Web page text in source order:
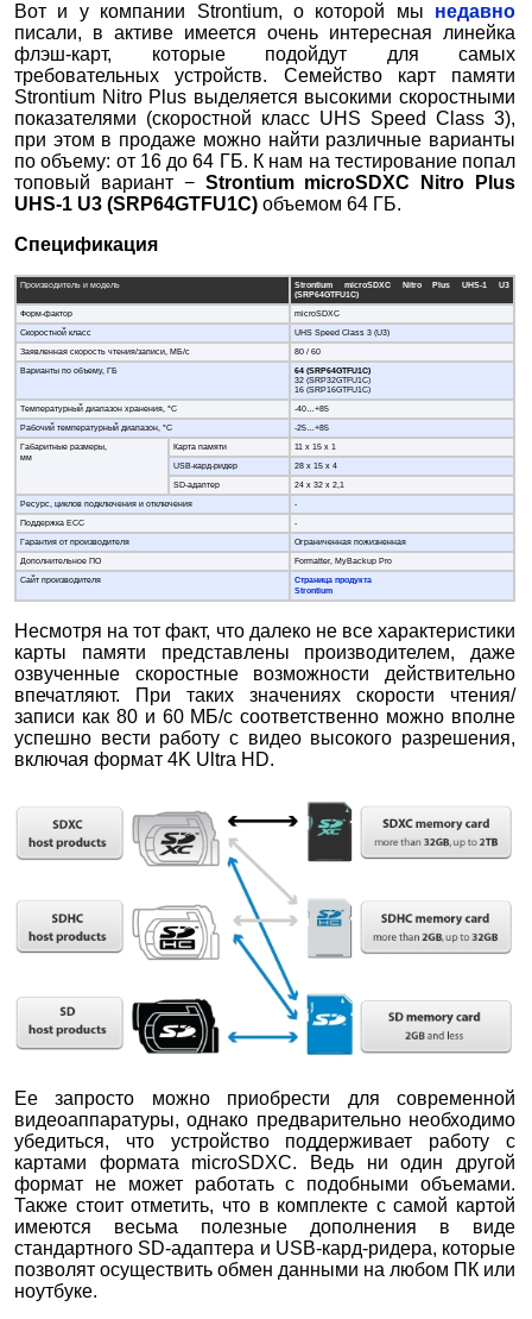
Вот и у компании Strontium, о которой мы недавно
писали, в активе имеется очень интересная линейка
флэш-карт, которые подойдут для самых
требовательных устройств. Семейство карт памяти
Strontium Nitro Plus выделяется высокими скоростными
показателями (скоростной класс UHS Speed Class 3),
при этом в продаже можно найти различные варианты
по объему: от 16 до 64 ГБ. К нам на тестирование попал
топовый вариант − Strontium microSDXC Nitro
Plus
UHS-1 U3 (SRP64GTFU1C) объемом 64 ГБ.
Спецификация
Производитель и модель
Strontium microSDXC Nitro Plus UHS-1 U3
(SRP64GTFU1C)
Форм-фактор
microSDXC
Скоростной класс
UHS Speed Class 3 (U3)
Заявленная скорость чтения/записи, МБ/с
80 / 60
Варианты по объему, ГБ
64 (SRP64GTFU1C)
32 (SRP32GTFU1C)
16 (SRP16GTFU1C)
Температурный диапазон хранения, °C
-40…+85
Рабочий температурный диапазон, °C
-25…+85
Габаритные размеры,
мм
Карта памяти
11 x 15 x 1
USB-кард-ридер
28 x 15 x 4
SD-адаптер
24 x 32 x 2,1
Ресурс, циклов подключения и отключения
-
Поддержка ECC
-
Гарантия от производителя
Ограниченная пожизненная
Дополнительное ПО
Formatter, MyBackup Pro
Сайт производителя
Страница продукта
Strontium
Несмотря на тот факт, что далеко не все характеристики
карты памяти представлены производителем, даже
озвученные скоростные возможности действительно
впечатляют. При таких значениях скорости чтения/
записи как 80 и 60 МБ/с соответственно можно вполне
успешно вести работу с видео высокого разрешения,
включая формат 4K Ultra HD.
Ее запросто можно приобрести для современной
видеоаппаратуры, однако предварительно необходимо
убедиться, что устройство поддерживает работу с
картами формата microSDXC. Ведь ни один другой
формат не может работать с подобными объемами.
Также стоит отметить, что в комплекте с самой картой
имеются весьма полезные дополнения в виде
стандартного SD-адаптера и USB-кард-ридера, которые
позволят осуществить обмен данными на любом ПК или
ноутбуке.